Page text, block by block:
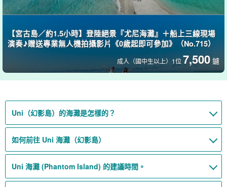
【宮古島／約1.5小時】登陸絕景『尤尼海灘』＋船上三線現場
演奏♪贈送專業無人機拍攝影片《0歲起即可參加》（No.715）
成人（國中生以上）1位 7,500 鑢
Uni（幻影島）的海灘是怎樣的？
如何前往 Uni 海灘（幻影島）
Uni 海灘 (Phantom Island) 的建議時間。